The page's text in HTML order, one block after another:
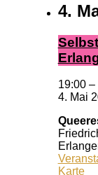
4.
19:00 –
4. Mai
Karte